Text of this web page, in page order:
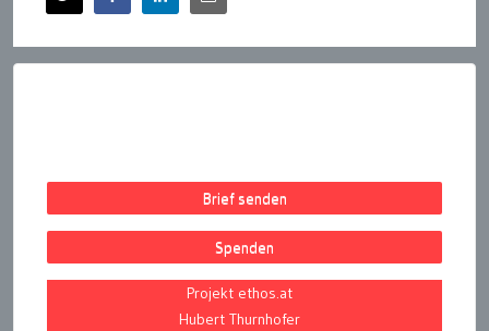
Brief senden
Spenden
Projekt ethos.at
Hubert Thurnhofer